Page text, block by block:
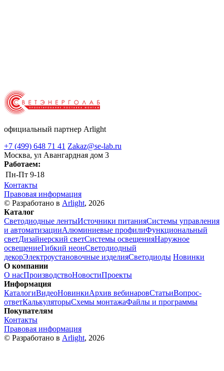
официальный партнер Arlight
+7 (499) 648 71 41 Zakaz@se-lab.ru
Москва, ул Авангардная дом 3
Работаем:
Пн-Пт 9-18
Контакты
Правовая информация
© Разработано в Arlight, 2026
Каталог
Светодиодные лентыИсточники питанияСистемы управления
и автоматизацииАлюминиевые профилиФункциональный
светДизайнерский светСистемы освещенияНаружное
освещениеГибкий неонСветодиодный
декорЭлектроустановочные изделияСветодиоды Новинки
О компании
О насПроизводствоНовостиПроекты
Информация
КаталогиВидеоНовинкиАрхив вебинаровСтатьиВопрос-
ответКалькуляторыСхемы монтажаФайлы и программы
Покупателям
Контакты
Правовая информация
© Разработано в Arlight, 2026